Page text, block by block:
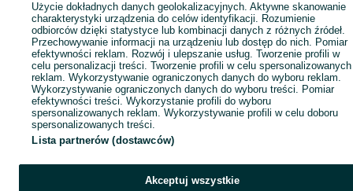
Użycie dokładnych danych geolokalizacyjnych. Aktywne skanowanie
charakterystyki urządzenia do celów identyfikacji. Rozumienie
odbiorców dzięki statystyce lub kombinacji danych z różnych źródeł.
Przechowywanie informacji na urządzeniu lub dostęp do nich. Pomiar
efektywności reklam. Rozwój i ulepszanie usług. Tworzenie profili w
celu personalizacji treści. Tworzenie profili w celu spersonalizowanych
reklam. Wykorzystywanie ograniczonych danych do wyboru reklam.
Wykorzystywanie ograniczonych danych do wyboru treści. Pomiar
efektywności treści. Wykorzystanie profili do wyboru
spersonalizowanych reklam. Wykorzystywanie profili w celu doboru
spersonalizowanych treści.
Lista partnerów (dostawców)
Akceptuj wszystkie